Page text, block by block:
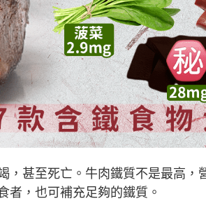
，甚至死亡。牛肉鐵質不是最高，
者，也可補充足夠的鐵質。